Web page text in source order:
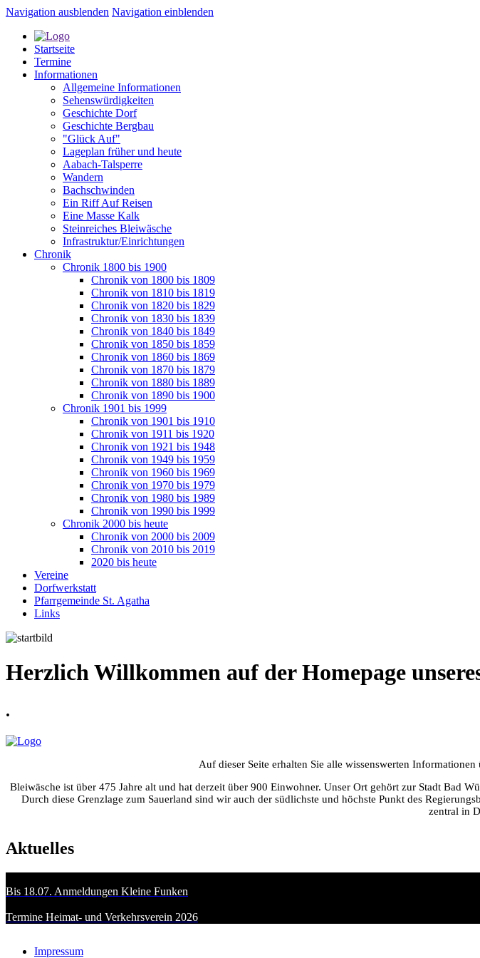
Navigation ausblenden Navigation einblenden
Startseite
Termine
Informationen
Allgemeine Informationen
Sehenswürdigkeiten
Geschichte Dorf
Geschichte Bergbau
"Glück Auf"
Lageplan früher und heute
Aabach-Talsperre
Wandern
Bachschwinden
Ein Riff Auf Reisen
Eine Masse Kalk
Steinreiches Bleiwäsche
Infrastruktur/Einrichtungen
Chronik
Chronik 1800 bis 1900
Chronik von 1800 bis 1809
Chronik von 1810 bis 1819
Chronik von 1820 bis 1829
Chronik von 1830 bis 1839
Chronik von 1840 bis 1849
Chronik von 1850 bis 1859
Chronik von 1860 bis 1869
Chronik von 1870 bis 1879
Chronik von 1880 bis 1889
Chronik von 1890 bis 1900
Chronik 1901 bis 1999
Chronik von 1901 bis 1910
Chronik von 1911 bis 1920
Chronik von 1921 bis 1948
Chronik von 1949 bis 1959
Chronik von 1960 bis 1969
Chronik von 1970 bis 1979
Chronik von 1980 bis 1989
Chronik von 1990 bis 1999
Chronik 2000 bis heute
Chronik von 2000 bis 2009
Chronik von 2010 bis 2019
2020 bis heute
Vereine
Dorfwerkstatt
Pfarrgemeinde St. Agatha
Links
Herzlich Willkommen auf der Homepage
.
Auf dieser Seite erhalten Sie alle wissenswerten
Bleiwäsche ist über 475 Jahre alt und hat derzeit über 900 Einwohner. Unser Ort gehört zur Stadt Bad
Durch diese Grenzlage zum Sauerland sind wir auch der südlichste und höchste Punkt des
zentral in
Aktuelles
Bis 18.07. Anmeldungen Kleine Funken
Termine Heimat- und Verkehrsverein 2026
Impressum